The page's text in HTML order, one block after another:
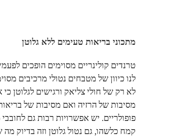
מתכוני בריאות טעימים ללא גלוטן
טרנדים קולינריים מסוימים הופכים
לנו כיוון של מטבחים נטולי מרכיבים
לא רק של חולי צליאק ורגישים לגלוטן
מסיבות של הרזיה ואם מסיבות של
פופולריים. יש אפשרויות רבות גם
קמח כלשהו, גם נטול גלוטן וזה בדיוק